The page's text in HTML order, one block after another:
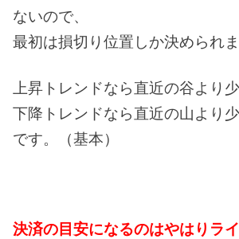
ないので、
最初は損切り位置しか決められま
上昇トレンドなら直近の谷より少
下降トレンドなら直近の山より
です。（基本）
決済の目安になるのはやはりラ